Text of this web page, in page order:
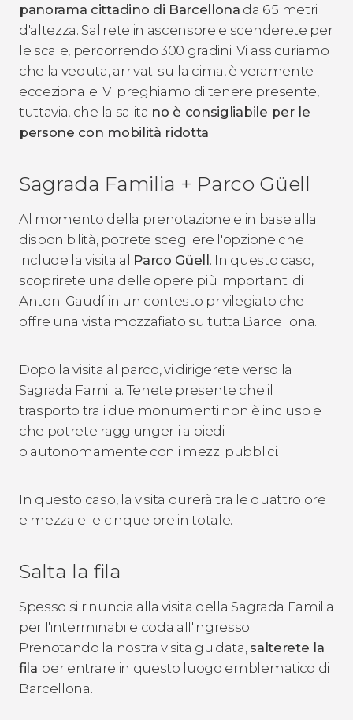
panorama cittadino di Barcellona da 65 metri
d'altezza. Salirete in ascensore e scenderete per
le scale, percorrendo 300 gradini. Vi assicuriamo
che la veduta, arrivati sulla cima, è veramente
eccezionale! Vi preghiamo di tenere presente,
tuttavia, che la salita no è consigliabile per le
persone con mobilità ridotta.
Sagrada Familia + Parco Güell
Al momento della prenotazione e in base alla
disponibilità, potrete scegliere l'opzione che
include la visita al Parco Güell. In questo caso,
scoprirete una delle opere più importanti di
Antoni Gaudí in un contesto privilegiato che
offre una vista mozzafiato su tutta Barcellona.
Dopo la visita al parco, vi dirigerete verso la
Sagrada Familia. Tenete presente che il
trasporto tra i due monumenti non è incluso e
che potrete raggiungerli a piedi
o autonomamente con i mezzi pubblici.
In questo caso, la visita durerà tra le quattro ore
e mezza e le cinque ore in totale.
Salta la fila
Spesso si rinuncia alla visita della Sagrada Familia
per l'interminabile coda all'ingresso.
Prenotando la nostra visita guidata, salterete la
fila per entrare in questo luogo emblematico di
Barcellona.